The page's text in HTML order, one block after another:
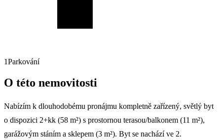
1Parkování
O této nemovitosti
Nabízím k dlouhodobému pronájmu kompletně zařízený, světlý byt
o dispozici 2+kk (58 m²) s prostornou terasou/balkonem (11 m²),
garážovým stáním a sklepem (3 m²). Byt se nachází ve 2.